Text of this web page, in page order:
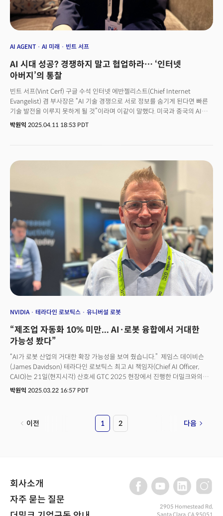
결국 인간이 적극적으로 개입해야 문제를 해결할 수 있다는
것이다. 2020년부터 아마존 학자(Amazon Scholar)로 활동하며 AWS
‘RAI(Responsible AI)’팀을 설립한 컨스 교수를 AWS 서밋 뉴욕 2025
관점에서 한국이 어떤 전략을 취하면 좋을지, 한국의 젊은 과학자들에게
AI AGENT AI 미래 빈트 서프
AI 시대 성공? 경쟁하지 말고 협업하라… ‘인터넷
아버지’의 통찰
빈트 서프(Vint Cerf) 구글 수석 인터넷 에반젤리스트(Chief Internet
Evangelist) 겸 부사장은 “AI 기술 경쟁으로 서로 정보를 숨기게 된다면 빠른
기술 발전을 이루지 못하게 될 것”이라며 이같이 말했다. 미국과 중국의 AI
패권 경쟁에 대한 생각을 묻는 더밀크의 질문에 정보 개방과 공유, 협력이 더
그가 동료인 로버트 칸과 개발한 TCP(전송 제어 프로토콜)는 TCP/IP(인터넷
프로토콜)로 발전했다. 이는 네트워크를 상호 연결한 네트워크, 즉 인터넷
탄생의 배경이 됐고, 1989년 영국의 컴퓨터 과학자 팀 버너스리가
월드와이드웹(WWW)을 개발함으로써 꽃을 피웠다.서프 부사장은 이 업적을
인정받아 미국 국가기술훈장(1997년), 미국 대통령 자유훈장(2005년)을
받았고, 2004년에는 컴퓨터 과학계의 노벨상이라 불리는 ‘튜링상’까지
수상했다. 2005년부터는 구글의 수석 인터넷 에반젤리스트로 합류해 활동을
이어 나가고 있다. ‘구글 클라우드 넥스트 2025’ 이튿날인 9일(현지시각)
라스베이거스에서 만난 서프 부사장은 여든이 넘은 고령임에도 다양한 AI
기술 및 사용 사례, 구글이 발표한 최신 기술 정보까지 꿰뚫고 있었다. 한때
자신이 AI에 대해 가지고 있었던 생각이 틀렸음을 인정하는 유연한 태도를
보여주기도 했다. 그가 예상하는 AI의 미래, 우리가 나아가야 할 방향에 관해
물었다.
박원익 2025.04.11 18:53 PDT
NVIDIA 테라다인 로보틱스 유니버설 로봇
“제조업 자동화 10% 미만... AI·로봇 융합에서 거대한
가능성 봤다”
“AI가 로봇 산업의 거대한 확장 가능성을 보여 줬습니다.” 제임스 데이비슨
(James Davidson) 테라다인 로보틱스 최고 AI 책임자(Chief AI Officer,
CAIO)는 21일(현지시각) 산호세 GTC 2025 현장에서 진행한 더밀크와의
단독 인터뷰에서 “제조업에서 자동화된 작업이나 업무는 10%도 되지
박원익 2025.03.22 16:57 PDT
이전 1 2 다음
회사소개
자주 묻는 질문
2905 Homestead Rd,
Santa Clara, CA 95051